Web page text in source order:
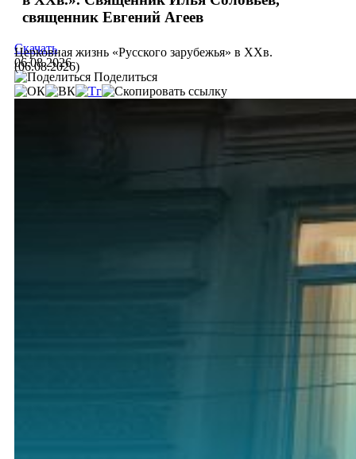
священник Евгений Агеев
Церковная жизнь «Русского зарубежья» в ХХв.
(06.08.2026)
Скачать
06.08.2026
Поделиться